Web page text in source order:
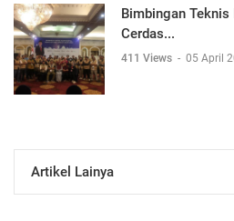
Bimbingan
Cerdas...
411 Views - 05 April
Artikel Lainya